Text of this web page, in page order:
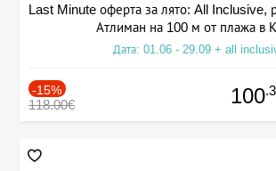
Last Minute оферта за лято: All Inclusive,
Атлиман на 100 м от плажа в
Дата: 01.06 - 29.09 + all
-15%
118.00€ 100